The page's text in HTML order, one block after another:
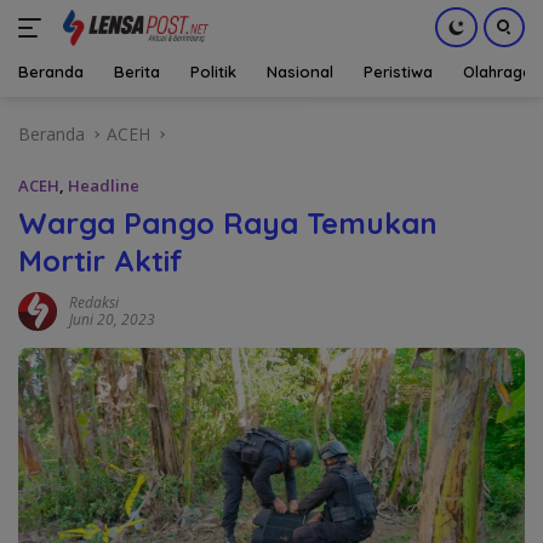
Beranda Berita Politik Nasional Peristiwa Olahraga
Beranda ACEH
ACEH, Headline
Warga Pango Raya Temukan
Mortir Aktif
Redaksi
Juni 20, 2023